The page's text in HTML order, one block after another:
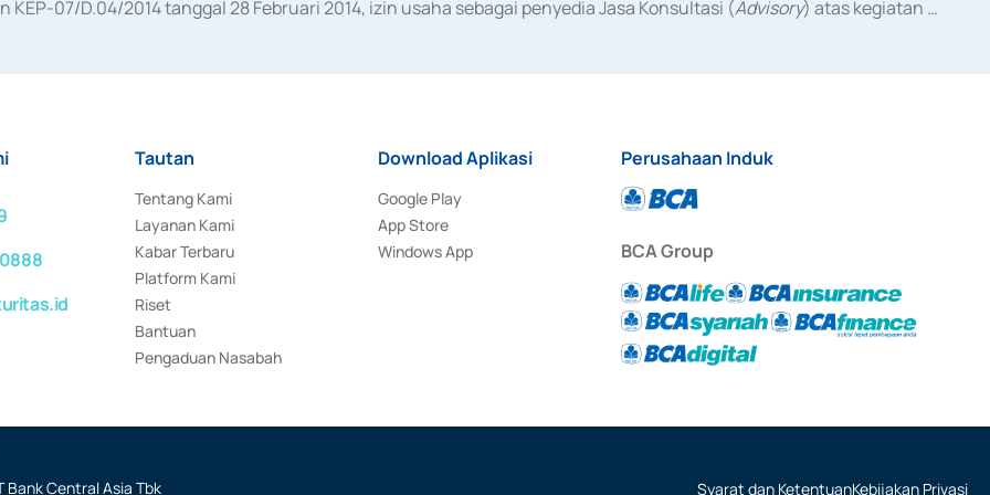
KEP-07/D.04/2014 tanggal 28 Februari 2014, izin usaha sebagai penyedia Jasa Konsultasi (Advisory) atas kegiatan
Tautan
Tentang Kami
Layanan Kami
Kabar Terbaru
Platform Kami
Riset
Bantuan
Pengaduan Nasabah
Download Aplikasi
Google Play
App Store
Windows App
Perusahaan Induk
BCA Group
Bank Central Asia Tbk
Syarat dan KetentuanKebijakan Privasi